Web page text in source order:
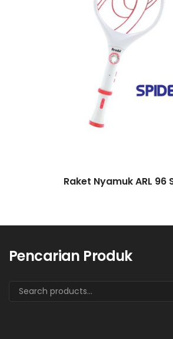
Raket Nyamuk ARL 96
Pencarian Produk